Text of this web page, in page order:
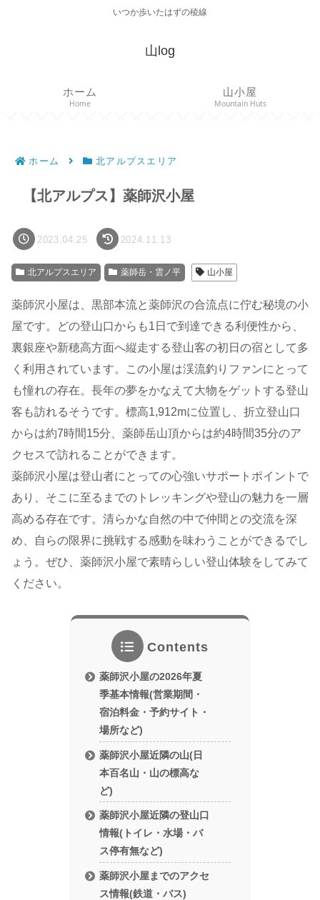
いつか歩いたはずの稜線
山log
ホーム
Home
山小屋
Mountain Huts
ホーム 北アルプスエリア
【北アルプス】薬師沢小屋
2023.04.25 2024.11.13
北アルプスエリア 薬師岳・雲ノ平 山小屋
薬師沢小屋は、黒部本流と薬師沢の合流点に佇む秘境の小
屋です。どの登山口からも1日で到達できる利便性から、
裏銀座や新穂高方面へ縦走する登山客の初日の宿として多
く利用されています。この小屋は渓流釣りファンにとって
も憧れの存在。長年の夢をかなえて大物をゲットする登山
客も訪れるそうです。標高1,912mに位置し、折立登山口
からは約7時間15分、薬師岳山頂からは約4時間35分のア
クセスで訪れることができます。
薬師沢小屋は登山者にとっての心強いサポートポイントで
あり、そこに至るまでのトレッキングや登山の魅力を一層
高める存在です。清らかな自然の中で仲間との交流を深
め、自らの限界に挑戦する感動を味わうことができるでし
ょう。ぜひ、薬師沢小屋で素晴らしい登山体験をしてみて
ください。
Contents
薬師沢小屋の2026年夏
季基本情報(営業期間・
宿泊料金・予約サイト・
場所など)
薬師沢小屋近隣の山(日
本百名山・山の標高な
ど)
薬師沢小屋近隣の登山口
情報(トイレ・水場・バ
ス停有無など)
薬師沢小屋までのアクセ
ス情報(鉄道・バス)